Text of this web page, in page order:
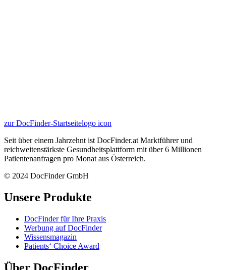
zur DocFinder-Startseitelogo icon
Seit über einem Jahrzehnt ist DocFinder.at Marktführer und
reichweitenstärkste Gesundheitsplattform mit über 6 Millionen
Patientenanfragen pro Monat aus Österreich.
© 2024 DocFinder GmbH
Unsere Produkte
DocFinder für Ihre Praxis
Werbung auf DocFinder
Wissensmagazin
Patients‘ Choice Award